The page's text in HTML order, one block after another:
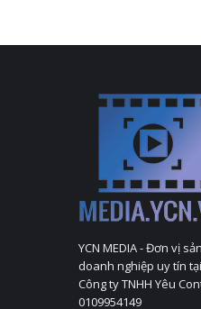
YCN MEDIA - Đơn vị
doanh nghiệp uy tín
Công ty TNHH Yêu
0109954149